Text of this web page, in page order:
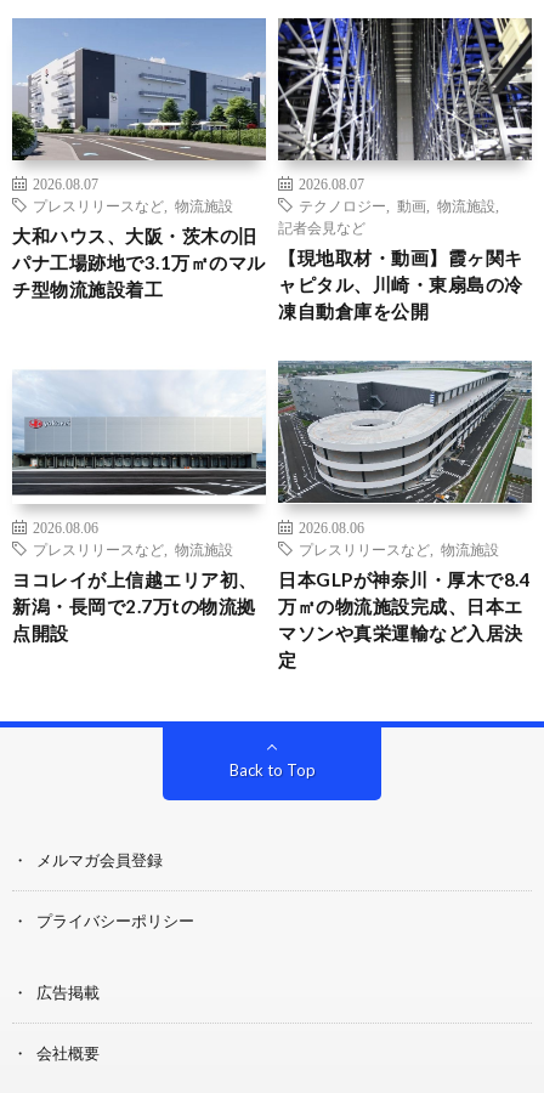
2026.08.07
プレスリリースなど
物流施設
大和ハウス、大阪・茨木の旧
パナ工場跡地で3.1万㎡のマル
チ型物流施設着工
2026.08.07
テクノロジー
動画 物流施設
記者会見など
【現地取材・動画】霞ヶ関キ
ャピタル、川崎・東扇島の冷
凍自動倉庫を公開
2026.08.06
プレスリリースなど
物流施設
ヨコレイが上信越エリア初、
新潟・長岡で2.7万tの物流拠
点開設
2026.08.06
プレスリリースなど
物流施設
日本GLPが神奈川・厚木で8.4
万㎡の物流施設完成、日本エ
マソンや真栄運輸など入居決
定
Back to Top
メルマガ会員登録
プライバシーポリシー
広告掲載
会社概要